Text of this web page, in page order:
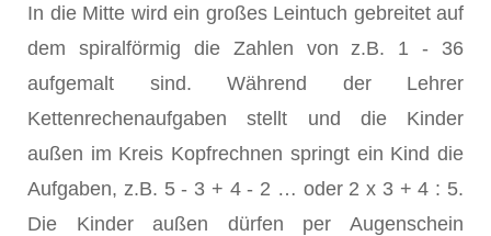
In die Mitte wird ein großes Leintuch gebreitet auf
dem spiralförmig die Zahlen von z.B. 1 - 36
aufgemalt sind. Während der Lehrer
Kettenrechenaufgaben stellt und die Kinder
außen im Kreis Kopfrechnen springt ein Kind die
Aufgaben, z.B. 5 - 3 + 4 - 2 … oder 2 x 3 + 4 : 5.
Die Kinder außen dürfen per Augenschein